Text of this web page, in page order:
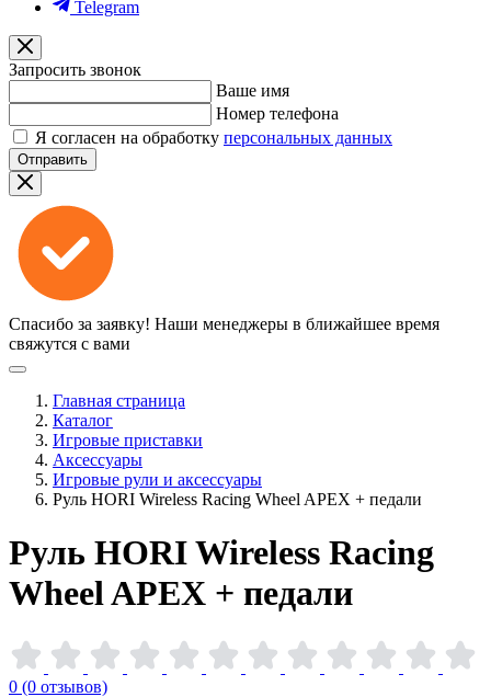
Telegram
Запросить звонок
Ваше имя
Номер телефона
Я согласен на обработку персональных данных
Отправить
Спасибо за заявку! Наши менеджеры в ближайшее время
свяжутся с вами
Главная страница
Каталог
Игровые приставки
Аксессуары
Игровые рули и аксессуары
Руль HORI Wireless Racing Wheel APEX + педали
Руль HORI Wireless Racing
Wheel APEX + педали
0 (0 отзывов)